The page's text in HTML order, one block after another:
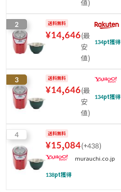
値)
2 送料無料
¥14,646(最
安
値)
134pt獲得
3 送料無料
¥14,646(最
安
値)
134pt獲得
4 送料無料
¥15,084(+438)
murauchi.co.jp
138pt獲得